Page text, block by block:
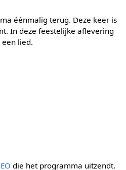
éénmalig terug. Deze keer is
In deze feestelijke aflevering
lied.
EO die het programma uitzendt.